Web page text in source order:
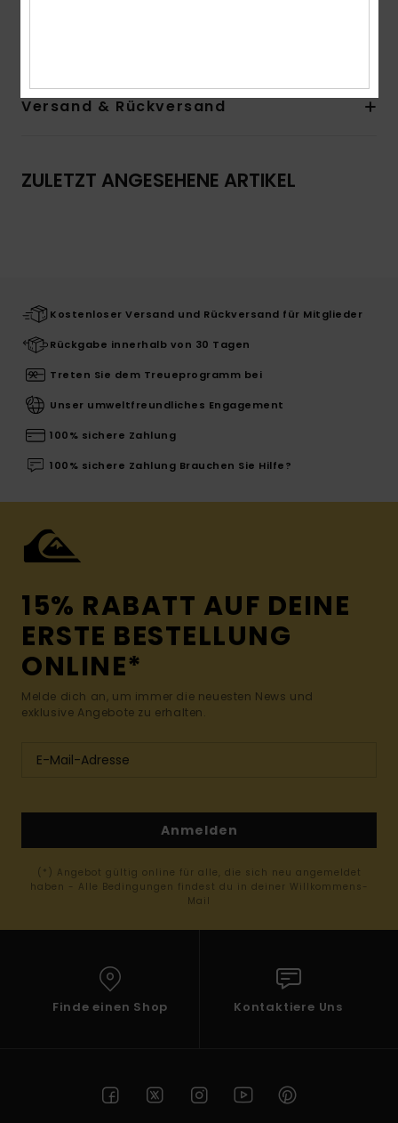
Versand & Rückversand
ZULETZT ANGESEHENE ARTIKEL
Kostenloser Versand und Rückversand für Mitglieder
Rückgabe innerhalb von 30 Tagen
Treten Sie dem Treueprogramm bei
Unser umweltfreundliches Engagement
100% sichere Zahlung
100% sichere Zahlung Brauchen Sie Hilfe?
15% RABATT AUF DEINE
ERSTE BESTELLUNG
ONLINE*
Melde dich an, um immer die neuesten News und
exklusive Angebote zu erhalten.
Anmelden
(*) Angebot gültig online für alle, die sich neu angemeldet
haben - Alle Bedingungen findest du in deiner Willkommens-
Mail
Finde einen Shop Kontaktiere Uns